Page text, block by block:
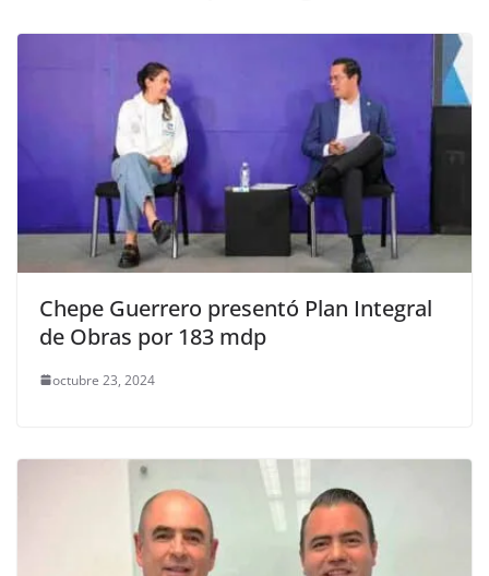
Chepe Guerrero presentó Plan Integral
de Obras por 183 mdp
octubre 23, 2024